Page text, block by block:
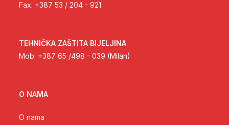
Fax: +387 53 / 204 - 921
TEHNIČKA ZAŠTITA BIJELJINA
Mob: +387 65 /498 - 039 (Milan)
O NAMA
O nama